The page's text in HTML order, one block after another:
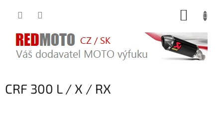
CRF 300 L / X / RX